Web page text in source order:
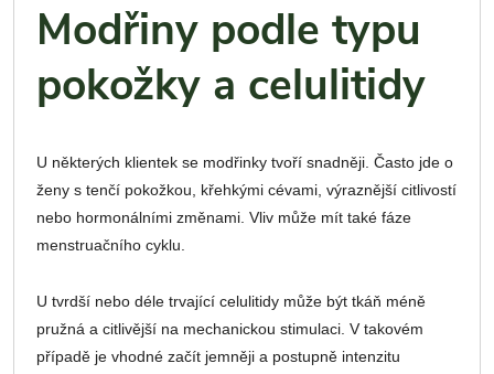
Modřiny podle typu
pokožky a celulitidy
U některých klientek se modřinky tvoří snadněji. Často jde o
ženy s tenčí pokožkou, křehkými cévami, výraznější citlivostí
nebo hormonálními změnami. Vliv může mít také fáze
menstruačního cyklu.
U tvrdší nebo déle trvající celulitidy může být tkáň méně
pružná a citlivější na mechanickou stimulaci. V takovém
případě je vhodné začít jemněji a postupně intenzitu